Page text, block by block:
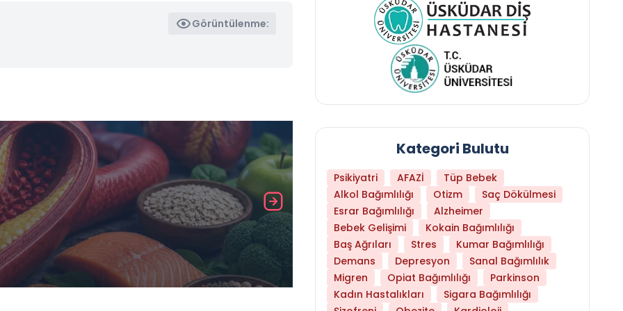
Görüntülenme:
Daha Az Protein Tüketmek Yaşlanmayı
Kategori Bulutu
Psikiyatri AFAZİ
Tüp Bebek
Alkol Bağımlılığı
Otizm
Saç Dökülmesi
Esrar Bağımlılığı
Alzheimer
Bebek Gelişimi
Kokain Bağımlılığı
Baş Ağrıları
Stres
Kumar Bağımlılığı
Demans
Depresyon
Sanal Bağımlılık
Migren
Opiat Bağımlılığı
Parkinson
Kadın Hastalıkları
Sigara Bağımlılığı